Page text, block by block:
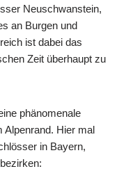
Neuschwanstein,
an Burgen und
ist dabei das
Zeit überhaupt zu
phänomenale
Alpenrand. Hier mal
in Bayern,